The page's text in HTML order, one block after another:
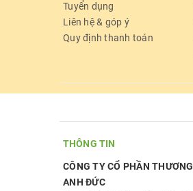
Tuyển dụng
Liên hệ & góp ý
Quy định thanh toán
THÔNG TIN
CÔNG TY CỔ PHẦN
ANH ĐỨC